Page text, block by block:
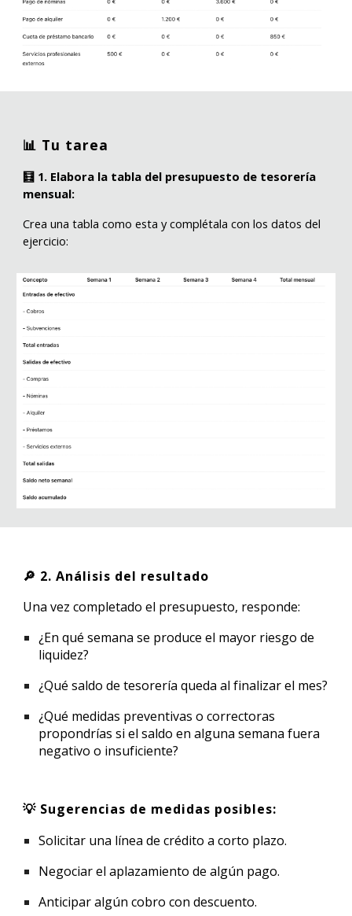
📊 Tu tarea
🧮 1. Elabora la tabla del presupuesto de tesorería
mensual:
Crea una tabla como esta y complétala con los datos del
ejercicio:
🔎 2. Análisis del resultado
Una vez completado el presupuesto, responde:
¿En qué semana se produce el mayor riesgo de
liquidez?
¿Qué saldo de tesorería queda al finalizar el mes?
¿Qué medidas preventivas o correctoras
propondrías si el saldo en alguna semana fuera
negativo o insuficiente?
💡 Sugerencias de medidas posibles:
Solicitar una línea de crédito a corto plazo.
Negociar el aplazamiento de algún pago.
Anticipar algún cobro con descuento.